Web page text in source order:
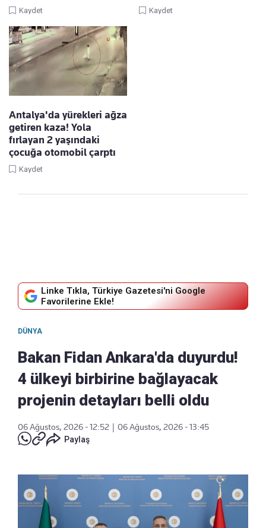
Kaydet Kaydet
Antalya'da yürekleri ağza
getiren kaza! Yola
fırlayan 2 yaşındaki
çocuğa otomobil çarptı
Kaydet
Linke Tıkla, Türkiye Gazetesi'ni Google
Favorilerine Ekle!
DÜNYA
Bakan Fidan Ankara'da duyurdu!
4 ülkeyi birbirine bağlayacak
projenin detayları belli oldu
06 Ağustos, 2026 - 12:52
06 Ağustos, 2026 - 13:45
Paylaş